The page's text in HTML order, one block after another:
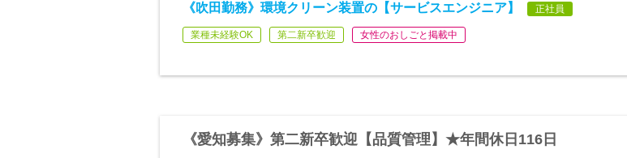
《吹田勤務》環境クリーン装置の【サービスエンジニア】 正社員
業種未経験OK 第二新卒歓迎 女性のおしごと掲載中
《愛知募集》第二新卒歓迎【品質管理】★年間休日116日